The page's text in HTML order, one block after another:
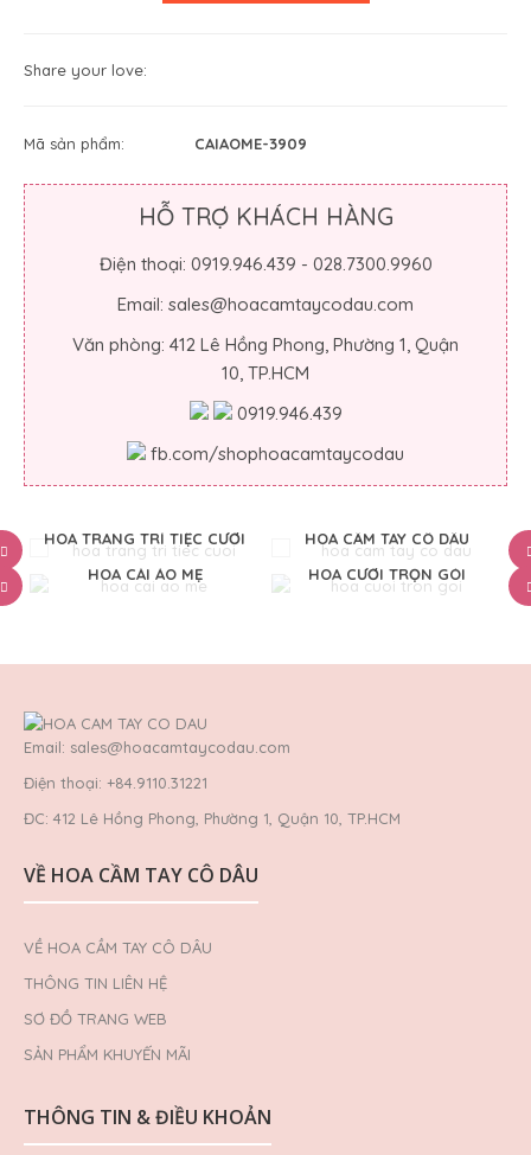
Share your love:
Mã sản phẩm: CAIAOME-3909
HỖ TRỢ KHÁCH HÀNG
Điện thoại: 0919.946.439 - 028.7300.9960
Email: sales@hoacamtaycodau.com
Văn phòng: 412 Lê Hồng Phong, Phường 1, Quận
10, TP.HCM
0919.946.439
fb.com/shophoacamtaycodau
HOA TRANG TRÍ TIỆC CƯỚI
HOA CẦM TAY CÔ DÂU
HOA CÀI ÁO MẸ
HOA CƯỚI TRỌN GÓI
Email: sales@hoacamtaycodau.com
Điện thoại: +84.9110.31221
ĐC: 412 Lê Hồng Phong, Phường 1, Quận 10, TP.HCM
VỀ HOA CẦM TAY CÔ DÂU
VỀ HOA CẦM TAY CÔ DÂU
THÔNG TIN LIÊN HỆ
SƠ ĐỒ TRANG WEB
SẢN PHẨM KHUYẾN MÃI
THÔNG TIN & ĐIỀU KHOẢN